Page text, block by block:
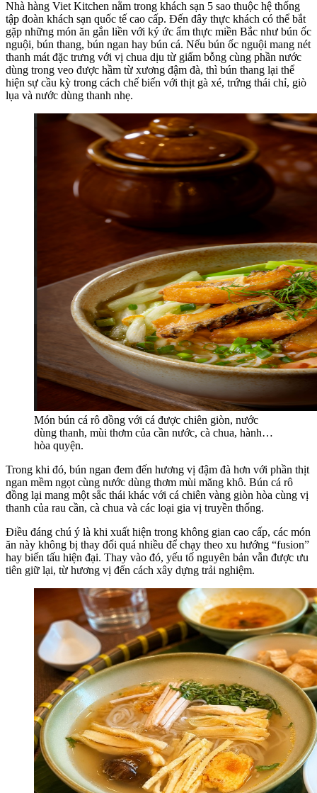
Nhà hàng Viet Kitchen nằm trong khách sạn 5 sao thuộc hệ thống
tập đoàn khách sạn quốc tế cao cấp. Đến đây thực khách có thể bắt
gặp những món ăn gắn liền với ký ức ẩm thực miền Bắc như bún ốc
nguội, bún thang, bún ngan hay bún cá. Nếu bún ốc nguội mang nét
thanh mát đặc trưng với vị chua dịu từ giấm bỗng cùng phần nước
dùng trong veo được hầm từ xương đậm đà, thì bún thang lại thể
hiện sự cầu kỳ trong cách chế biến với thịt gà xé, trứng thái chỉ, giò
lụa và nước dùng thanh nhẹ.
Món bún cá rô đồng với cá được chiên giòn, nước
dùng thanh, mùi thơm của cần nước, cà chua, hành…
hòa quyện.
Trong khi đó, bún ngan đem đến hương vị đậm đà hơn với phần thịt
ngan mềm ngọt cùng nước dùng thơm mùi măng khô. Bún cá rô
đồng lại mang một sắc thái khác với cá chiên vàng giòn hòa cùng vị
thanh của rau cần, cà chua và các loại gia vị truyền thống.
Điều đáng chú ý là khi xuất hiện trong không gian cao cấp, các món
ăn này không bị thay đổi quá nhiều để chạy theo xu hướng “fusion”
hay biến tấu hiện đại. Thay vào đó, yếu tố nguyên bản vẫn được ưu
tiên giữ lại, từ hương vị đến cách xây dựng trải nghiệm.